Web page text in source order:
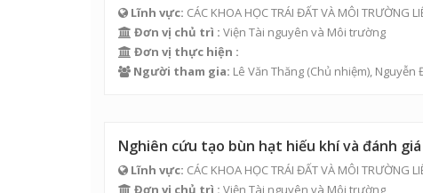
Lĩnh vực: CÁC KHOA HỌC TRÁI ĐẤT VÀ MÔI TRƯỜNG
Đơn vị chủ trì : Viện Tài nguyên và Môi trường
Đơn vị thực hiện :
Người tham gia: Lê Văn Thăng (Chủ nhiệm), Nguyễn
Nghiên cứu tạo bùn hạt hiếu khí và đánh
Lĩnh vực: CÁC KHOA HỌC TRÁI ĐẤT VÀ MÔI TRƯỜNG
Đơn vị chủ trì : Viện Tài nguyên và Môi trường